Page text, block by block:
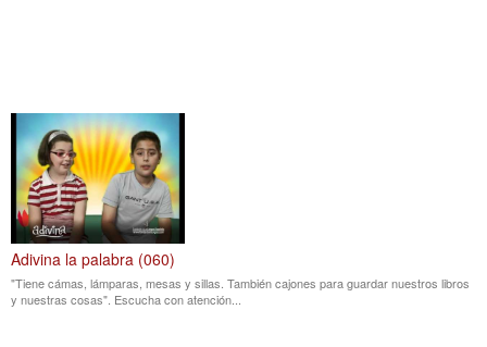
Adivina la palabra (060)
"Tiene cámas, lámparas, mesas y sillas. También cajones para guardar nuestros libros
y nuestras cosas". Escucha con atención...